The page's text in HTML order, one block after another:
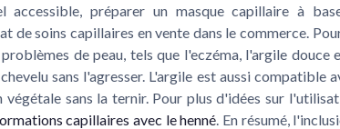
accessible, préparer un masque capillaire à
de soins capillaires en vente dans le commerce.
de peau, tels que l'eczéma, l'argile douce
sans l'agresser. L'argile est aussi compatible
sans la ternir. Pour plus d'idées sur
capillaires avec le henné . En résumé,